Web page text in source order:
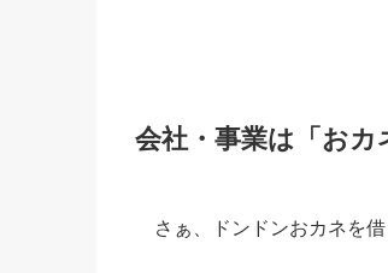
会社・事業は「お
さぁ、ドンドンおカネを